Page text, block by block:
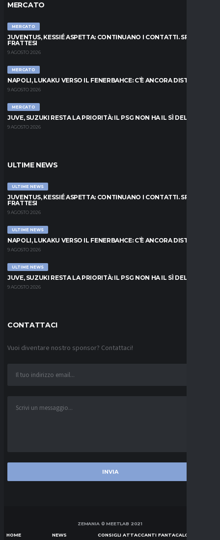
MERCATO
MERCATO
JUVENTUS, KESSIÉ ASPETTA: CONTINUANO I CONTATTI. SPUNTA
FRATTESI
9 AGOSTO 2026
MERCATO
NAPOLI, LUKAKU VERSO IL FENERBAHCE: C’È ANCORA DISTANZA
9 AGOSTO 2026
MERCATO
JUVE, SUZUKI RESTA LA PRIORITÀ: IL PSG NON HA IL SÌ DEL PARMA
9 AGOSTO 2026
ULTIME NEWS
ULTIME NEWS
JUVENTUS, KESSIÉ ASPETTA: CONTINUANO I CONTATTI. SPUNTA
FRATTESI
9 AGOSTO 2026
ULTIME NEWS
NAPOLI, LUKAKU VERSO IL FENERBAHCE: C’È ANCORA DISTANZA
9 AGOSTO 2026
ULTIME NEWS
JUVE, SUZUKI RESTA LA PRIORITÀ: IL PSG NON HA IL SÌ DEL PARMA
9 AGOSTO 2026
CONTATTACI
Vuoi diventare nostro sponsor? Contattaci!
ZEMANIA © MEETLAB 2021
HOME NEWS CONSIGLI ATTACCANTI FANTACALCIO SERIE A